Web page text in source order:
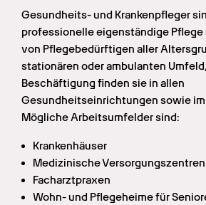
Gesundheits- und Krankenpfleger
professionelle eigenständige Pflege
von Pflegebedürftigen aller
stationären oder ambulanten
Beschäftigung finden sie in allen
Gesundheitseinrichtungen sowie
Mögliche Arbeitsumfelder sind:
Krankenhäuser
Medizinische Versorgungszentren
Facharztpraxen
Wohn- und Pflegeheime für